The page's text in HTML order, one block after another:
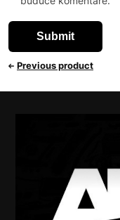
Previous product